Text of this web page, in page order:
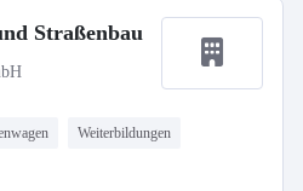
Straßenbau
Weiterbildungen